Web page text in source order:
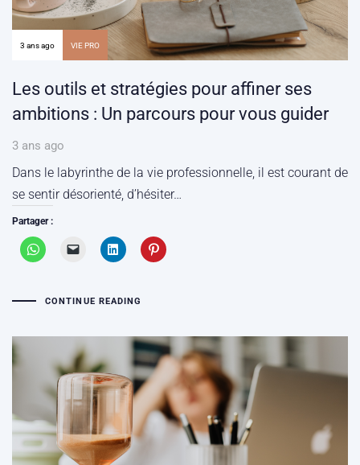
3 ans ago VIE PRO
Les outils et stratégies pour affiner ses
ambitions : Un parcours pour vous guider
3 ans ago
Dans le labyrinthe de la vie professionnelle, il est courant de
se sentir désorienté, d’hésiter…
Partager :
CONTINUE READING